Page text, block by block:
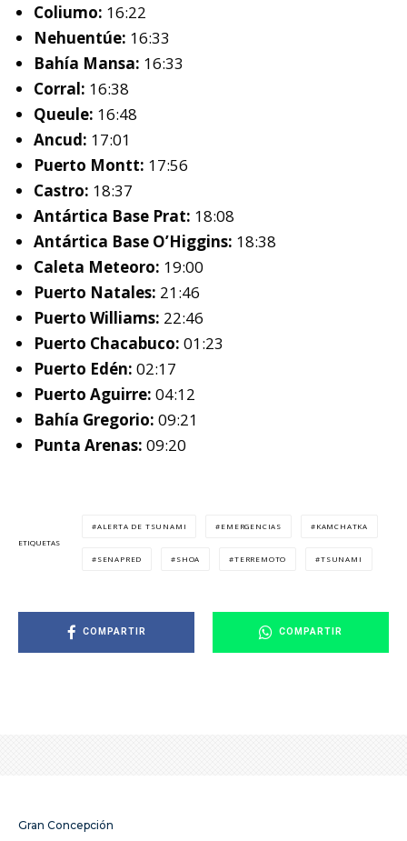
Coliumo: 16:22
Nehuentúe: 16:33
Bahía Mansa: 16:33
Corral: 16:38
Queule: 16:48
Ancud: 17:01
Puerto Montt: 17:56
Castro: 18:37
Antártica Base Prat: 18:08
Antártica Base O’Higgins: 18:38
Caleta Meteoro: 19:00
Puerto Natales: 21:46
Puerto Williams: 22:46
Puerto Chacabuco: 01:23
Puerto Edén: 02:17
Puerto Aguirre: 04:12
Bahía Gregorio: 09:21
Punta Arenas: 09:20
ETIQUETAS
ALERTA DE TSUNAMI EMERGENCIAS KAMCHATKA
SENAPRED SHOA TERREMOTO TSUNAMI
COMPARTIR COMPARTIR
Gran Concepción